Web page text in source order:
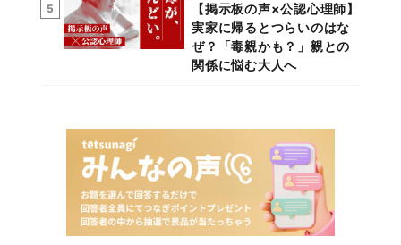
5
【掲示板の声×公認心理師】
実家に帰るとつらいのはな
ぜ？「毒親かも？」親との
関係に悩む大人へ